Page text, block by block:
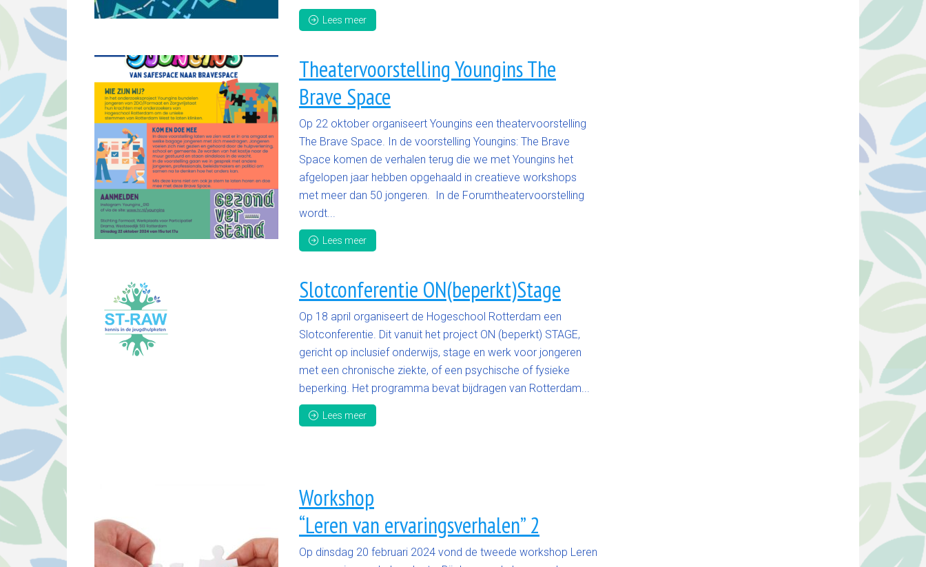
Lees meer
Theatervoorstelling Youngins The
Brave Space
Op 22 oktober organiseert Youngins een theatervoorstelling
The Brave Space. In de voorstelling Youngins: The Brave
Space komen de verhalen terug die we met Youngins het
afgelopen jaar hebben opgehaald in creatieve workshops
met meer dan 50 jongeren. In de Forumtheatervoorstelling
wordt...
Lees meer
Slotconferentie ON(beperkt)Stage
Op 18 april organiseert de Hogeschool Rotterdam een
Slotconferentie. Dit vanuit het project ON (beperkt) STAGE,
gericht op inclusief onderwijs, stage en werk voor jongeren
met een chronische ziekte, of een psychische of fysieke
beperking. Het programma bevat bijdragen van Rotterdam...
Lees meer
Workshop
“Leren van ervaringsverhalen” 2
Op dinsdag 20 februari 2024 vond de tweede workshop Leren